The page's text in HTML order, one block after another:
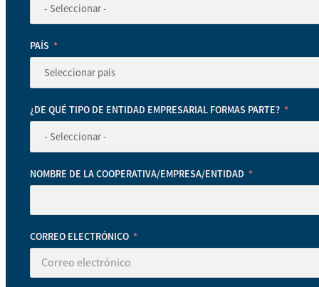
PAÍS
¿DE QUÉ TIPO DE ENTIDAD EMPRESARIAL FORMAS PARTE?
NOMBRE DE LA COOPERATIVA/EMPRESA/ENTIDAD
CORREO ELECTRÓNICO